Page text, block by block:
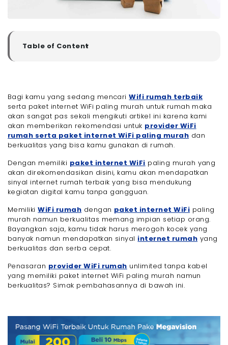
Table of Content
▼
- 1. Banyak Pilihan Paket Internet yang Tersedia
- 2. Menggunakan Teknologi Terbaru dan Terkini
- 3. Banyak Promo Menarik Bagi Pelanggan
- Paket Internet WiFi Paling Murah yang Tersedia di
Megavision
Akhir Kata
Bagi kamu yang sedang mencariWifi rumah terbaik
serta paket internet WiFi paling murah untuk rumah maka
akan sangat pas sekali mengikuti artikel ini karena kami
akan memberikan rekomendasi untuk provider WiFi
rumah serta paket internet WiFi paling murah dan
berkualitas yang bisa kamu gunakan di rumah.
Dengan memiliki paket internet WiFi paling murah yang
akan direkomendasikan disini, kamu akan mendapatkan
sinyal internet rumah terbaik yang bisa mendukung
kegiatan digital kamu tanpa gangguan.
MemilikiWiFi rumah dengan paket internet WiFi paling
murah namun berkualitas memang impian setiap orang.
Bayangkan saja, kamu tidak harus merogoh kocek yang
banyak namun mendapatkan sinyal internet rumah yang
berkualitas dan serba cepat.
Penasaran provider WiFi rumah unlimited tanpa kabel
yang memiliki paket internet WiFi paling murah namun
berkualitas? Simak pembahasannya di bawah ini.